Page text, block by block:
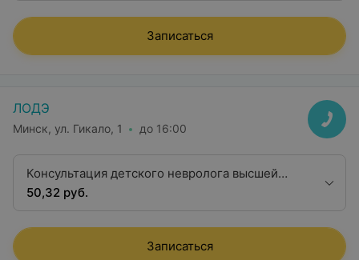
Записаться
ЛОДЭ
Минск, ул. Гикало, 1 до 16:00
Консультация детского невролога высшей
квалификационной категории
50,32 руб.
Записаться